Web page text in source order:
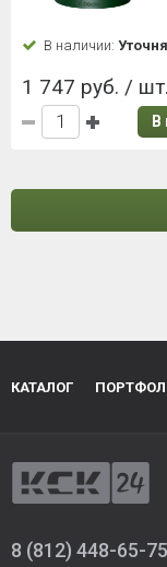
В наличии:
1 747 руб. / шт.
В
КАТАЛОГ
8 (812) 448-65-75